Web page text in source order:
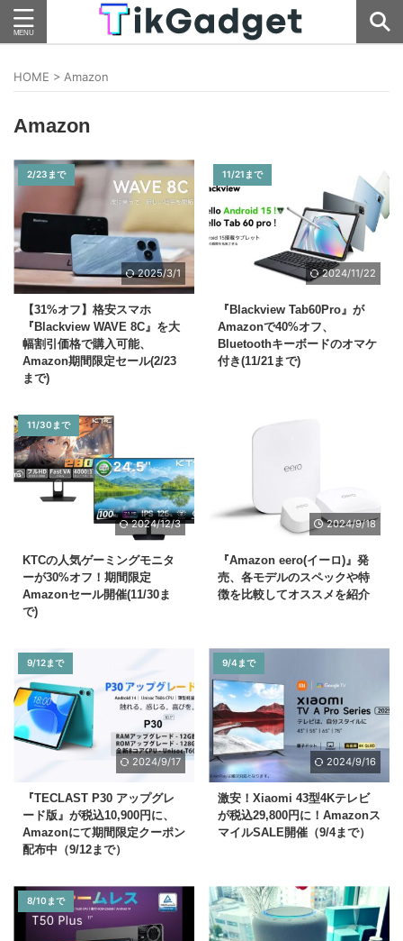
HOME > Amazon
Amazon
2/23まで
2025/3/1
【31%オフ】格安スマホ
『Blackview WAVE 8C』を大
幅割引価格で購入可能、
Amazon期間限定セール(2/23
まで)
11/21まで
2024/11/22
『Blackview Tab60Pro』が
Amazonで40%オフ、
Bluetoothキーボードのオマケ
付き(11/21まで)
11/30まで
2024/12/3
KTCの人気ゲーミングモニタ
ーが30%オフ！期間限定
Amazonセール開催(11/30ま
で)
2024/9/18
『Amazon eero(イーロ)』発
売、各モデルのスペックや特
徴を比較してオススメを紹介
9/12まで
2024/9/17
『TECLAST P30 アップグレ
ード版』が税込10,900円に、
Amazonにて期間限定クーポン
配布中（9/12まで）
9/4まで
2024/9/16
激安！Xiaomi 43型4Kテレビ
が税込29,800円に！Amazonス
マイルSALE開催（9/4まで）
8/10まで